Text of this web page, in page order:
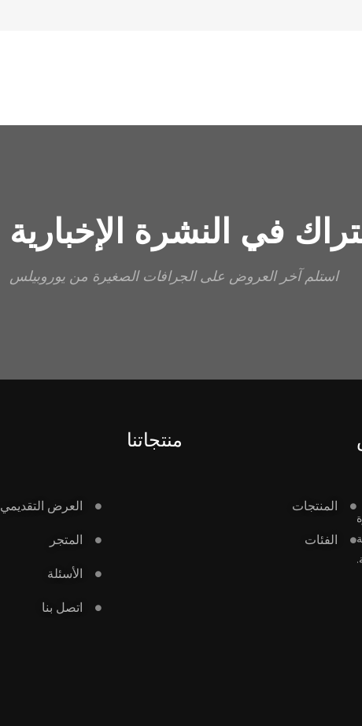
في النشرة الإخبارية
استلم آخر العروض على الجرافات الصغيرة من يوروبيلس
منتجاتنا
المنتجات
الفئات
العرض التقديمي
المتجر
الأسئلة
اتصل بنا